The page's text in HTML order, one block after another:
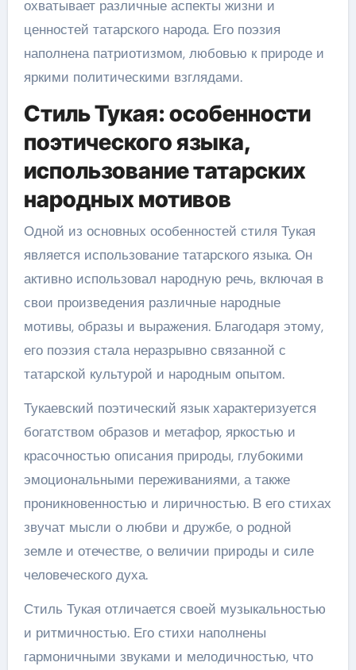
охватывает различные аспекты жизни и
ценностей татарского народа. Его поэзия
наполнена патриотизмом, любовью к природе и
яркими политическими взглядами.
Стиль Тукая: особенности
поэтического языка,
использование татарских
народных мотивов
Одной из основных особенностей стиля Тукая
является использование татарского языка. Он
активно использовал народную речь, включая в
свои произведения различные народные
мотивы, образы и выражения. Благодаря этому,
его поэзия стала неразрывно связанной с
татарской культурой и народным опытом.
Тукаевский поэтический язык характеризуется
богатством образов и метафор, яркостью и
красочностью описания природы, глубокими
эмоциональными переживаниями, а также
проникновенностью и лиричностью. В его стихах
звучат мысли о любви и дружбе, о родной
земле и отечестве, о величии природы и силе
человеческого духа.
Стиль Тукая отличается своей музыкальностью
и ритмичностью. Его стихи наполнены
гармоничными звуками и мелодичностью, что